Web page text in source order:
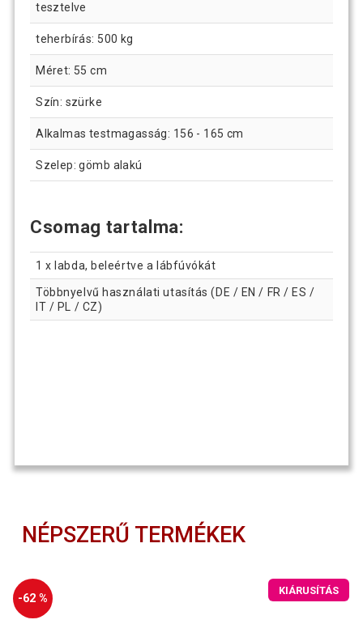
tesztelve
teherbírás: 500 kg
Méret: 55 cm
Szín: szürke
Alkalmas testmagasság: 156 - 165 cm
Szelep: gömb alakú
Csomag tartalma:
1 x labda, beleértve a lábfúvókát
Többnyelvű használati utasítás (DE / EN / FR / ES /
IT / PL / CZ)
NÉPSZERŰ TERMÉKEK
-62 %
KIÁRUSÍTÁS